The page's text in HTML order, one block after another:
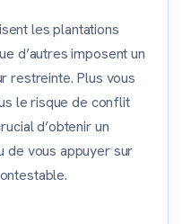
les plantations
d’autres imposent un
restreinte. Plus vous
le risque de conflit
d’obtenir un
de vous appuyer sur